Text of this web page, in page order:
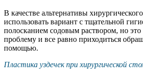
В качестве альтернативы
использовать вариант с тщательной
полосканием содовым раствором, но это
проблему и все равно приходиться
помощью.
Пластика уздечек при хирургической